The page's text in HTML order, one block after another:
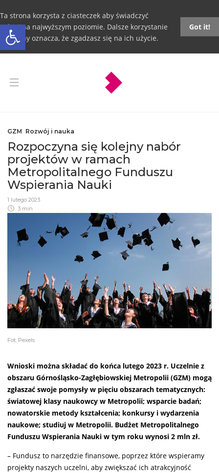
Otwórz pasek narzędzi
Ta strona korzysta z ciasteczek aby świadczyć
usługi na najwyższym poziomie. Dalsze korzystanie
ze strony oznacza, że zgadzasz się na ich użycie.
Got it!
GZM, Rozwój i nauka
Rozpoczyna się kolejny nabór
projektów w ramach
Metropolitalnego Funduszu
Wspierania Nauki
1 lutego 2023
3 min
Fot. Pexels
Wnioski można składać do końca lutego 2023 r. Uczelnie z
obszaru Górnośląsko-Zagłębiowskiej Metropolii (GZM) mogą
zgłaszać swoje pomysły w pięciu obszarach tematycznych:
światowej klasy naukowcy w Metropolii; wsparcie badań;
nowatorskie metody kształcenia; konkursy i wydarzenia
naukowe; studiuj w Metropolii. Budżet Metropolitalnego
Funduszu Wspierania Nauki w tym roku wynosi 2 mln zł.
– Fundusz to narzędzie finansowe, poprzez które wspieramy
projekty naszych uczelni, aby zwiększać ich atrakcyjność